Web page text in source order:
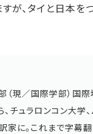
が、タイと日本
（現／国際学部）国
チュラロンコン大学
家に。これまで字幕